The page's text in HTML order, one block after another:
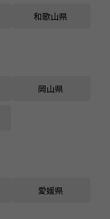
和歌山県
岡山県
愛媛県